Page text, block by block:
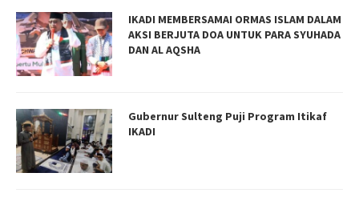
IKADI MEMBERSAMAI ORMAS ISLAM DALAM
AKSI BERJUTA DOA UNTUK PARA SYUHADA
DAN AL AQSHA
Gubernur Sulteng Puji Program Itikaf
IKADI